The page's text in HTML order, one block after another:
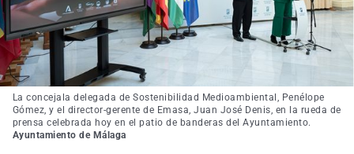
La concejala delegada de Sostenibilidad Medioambiental, Penélope
Gómez, y el director-gerente de Emasa, Juan José Denis, en la rueda de
prensa celebrada hoy en el patio de banderas del Ayuntamiento.
Ayuntamiento de Málaga